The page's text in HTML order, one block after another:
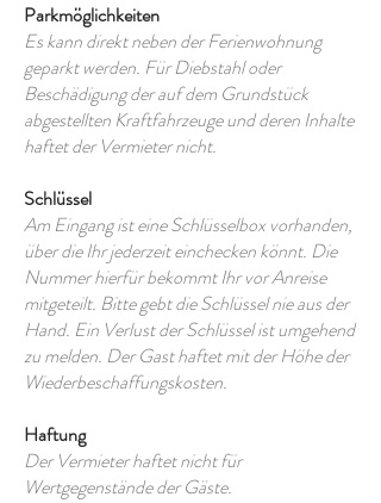
Parkmöglichkeiten
Es kann direkt neben der Ferienwohnung
geparkt werden. Für Diebstahl oder
Beschädigung der auf dem Grundstück
abgestellten Kraftfahrzeuge und deren Inhalte
haftet der Vermieter nicht.
Schlüssel
Am Eingang ist eine Schlüsselbox vorhanden,
über die Ihr jederzeit einchecken könnt. Die
Nummer hierfür bekommt Ihr vor Anreise
mitgeteilt. Bitte gebt die Schlüssel nie aus der
Hand. Ein Verlust der Schlüssel ist umgehend
zu melden. Der Gast haftet mit der Höhe der
Wiederbeschaffungskosten.
Haftung
Der Vermieter haftet nicht für
Wertgegenstände der Gäste.